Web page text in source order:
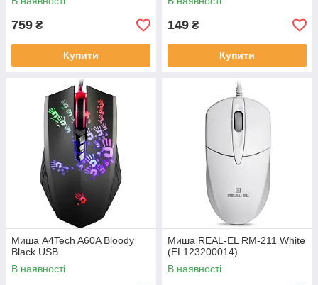
759 ₴
Купити
149 ₴
Купити
Миша A4Tech A60A Bloody
Black USB
В наявності
Миша REAL-EL RM-211 White
(EL123200014)
В наявності